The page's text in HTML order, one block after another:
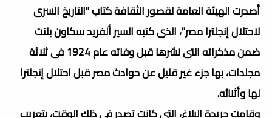
أصدرت الهيئة العامة لقصور الثقافة كتاب "التاريخ السرى
لاحتلال إنجلترا مصر"، الذى كتبه السير ألفريد سكاون بلنت
ضمن مذكراته التى نشرها قبل وفاته عام 1924 فى ثلاثة
مجلدات، بها جزء غير قليل عن حوادث مصر قبل احتلال إنجلترا
لها وأثنائه.
وقامت جريدة البلاغ، التى كانت تصدر فى ذلك الوقت، بتعريب